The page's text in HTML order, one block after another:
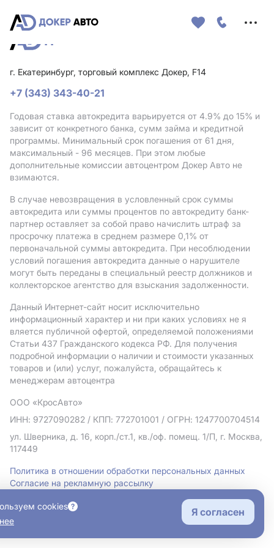
г. Екатеринбург, торговый комплекс Докер, F14
+7 (343) 343-40-21
Годовая ставка автокредита варьируется от 4.9% до 15% и
зависит от конкретного банка, сумм займа и кредитной
программы. Минимальный срок погашения от 61 дня,
максимальный - 96 месяцев. При этом любые
дополнительные комиссии автоцентром Докер Авто не
взимаются.
В случае невозвращения в условленный срок суммы
автокредита или суммы процентов по автокредиту банк-
партнер оставляет за собой право начислить штраф за
просрочку платежа в среднем размере 0,1% от
первоначальной суммы автокредита. При несоблюдении
условий погашения автокредита данные о нарушителе
могут быть переданы в специальный реестр должников и
коллекторское агентство для взыскания задолженности.
Данный Интернет-сайт носит исключительно
информационный характер и ни при каких условиях не я
вляется публичной офертой, определяемой положениями
Статьи 437 Гражданского кодекса РФ. Для получения
подробной информации о наличии и стоимости указанных
товаров и (или) услуг, пожалуйста, обращайтесь к
менеджерам автоцентра
ООО «КросАвто»
ИНН: 9727090282 / КПП: 772701001 / ОГРН: 1247700704514
ул. Шверника, д. 16, корп./ст.1, кв./оф. помещ. 1/П, г. Москва,
117449
Политика в отношении обработки персональных данных
Согласие на рекламную рассылку
cookies
Я согласен